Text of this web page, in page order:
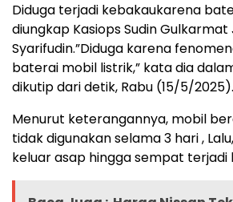
Diduga terjadi kebakaukarena
diungkap Kasiops Sudin
Syarifudin.”Diduga karena
baterai mobil listrik,” kata dia
dikutip dari detik, Rabu (15/5/2025).
Menurut keterangannya, mobil
tidak digunakan selama 3 hari ,
keluar asap hingga sempat terjadi